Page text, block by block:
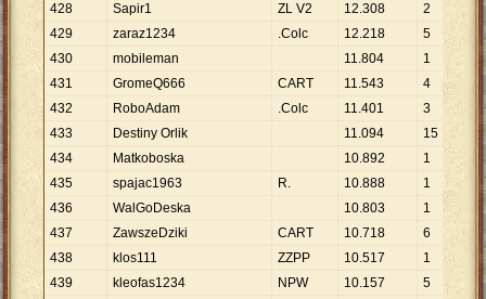
428
Sapir1 ZL V2 12.308 2 6.
429
zaraz1234 .Colc 12.218 5
430
mobileman 11.804 1
431
GromeQ666 CART 11.543 4 2
432
RoboAdam .Colc 11.401 3
.
433
Destiny Orlik 11.094 15
434
Matkoboska 10.892 1
435
spajac1963 R. 10.888 1
436
WalGoDeska 10.803 1
437
ZawszeDziki CART 10.718 6
.
438
klos111 ZZPP 10.517 1
439
kleofas1234 NPW 10.157 5 2.